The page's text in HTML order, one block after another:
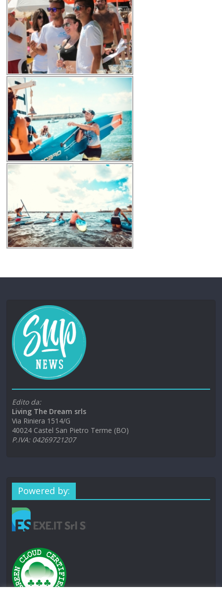
Edito da:
Living The Dream srls
Via Riniera 1514/G
40024 Castel San Pietro Terme (BO)
P.IVA: 04269721207
Powered by: